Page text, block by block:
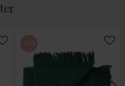
-30%